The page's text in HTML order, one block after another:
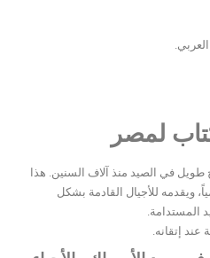
لمصر
طويل في الصيد منذ آلاف السنين. هذا
ويقدمه للأجيال القادمة بشكل
المستدامة.
عند إتقانه.